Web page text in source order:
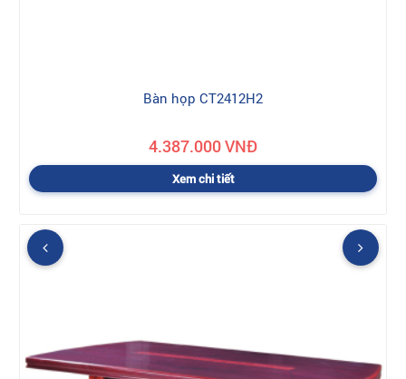
Bàn họp CT2412H2
4.387.000 VNĐ
Xem chi tiết